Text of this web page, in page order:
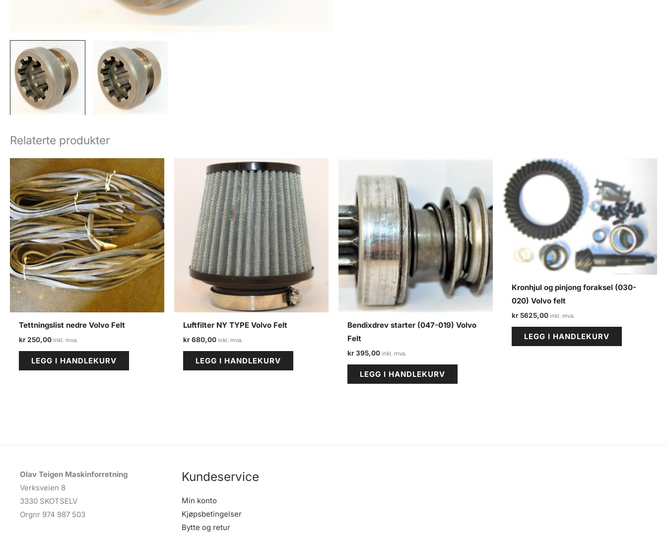
Relaterte produkter
Tettningslist nedre Volvo Felt
kr250,00
LEGG I HANDLEKURV
Luftfilter NY TYPE Volvo Felt
kr680,00
LEGG I HANDLEKURV
Bendixdrev starter (047-019) Volvo
Felt
kr395,00
LEGG I HANDLEKURV
Kronhjul og pinjong foraksel (030-
020) Volvo felt
kr5625,00
LEGG I HANDLEKURV
Olav Teigen Maskinforretning
Verksveien 8
3330 SKOTSELV
Orgnr 974 987 503
Kundeservice
Min konto
Kjøpsbetingelser
Bytte og retur